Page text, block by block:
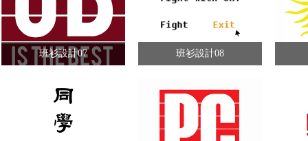
班衫設計07 班衫設計08